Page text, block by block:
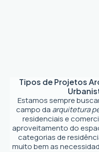
Tipos de Projetos
Estamos sempre
campo da arquitetura
residenciais e
aproveitamento do
categorias de
muito bem as